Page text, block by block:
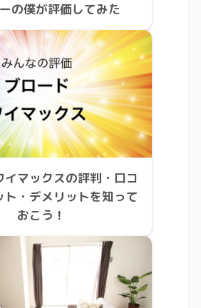
の僕が評価してみた
イマックスの評判・口コ
ト・デメリットを知って
おこう！